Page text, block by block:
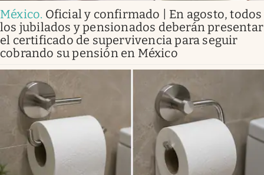
México. Oficial y confirmado | En agosto, todos
los jubilados y pensionados deberán presentar
el certificado de supervivencia para seguir
cobrando su pensión en México